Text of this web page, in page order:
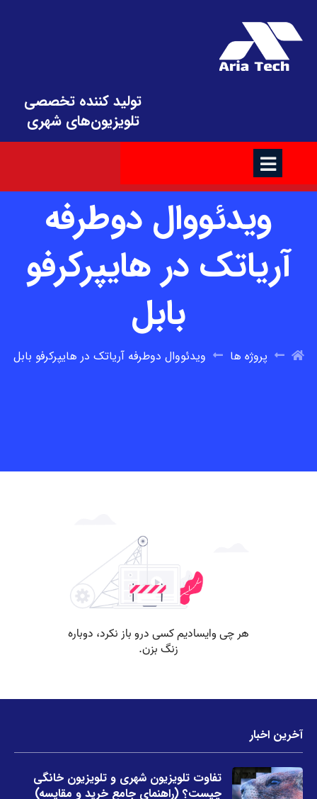
تولید کننده تخصصی
تلویزیون‌های شهری
ویدئووال دوطرفه
آریاتک در هایپرکرفو
بابل
پروژه ها ویدئووال دوطرفه آریاتک در هایپرکرفو بابل
آخرین اخبار
تفاوت تلویزیون شهری و تلویزیون خانگی
چیست؟ (راهنمای جامع خرید و مقایسه)